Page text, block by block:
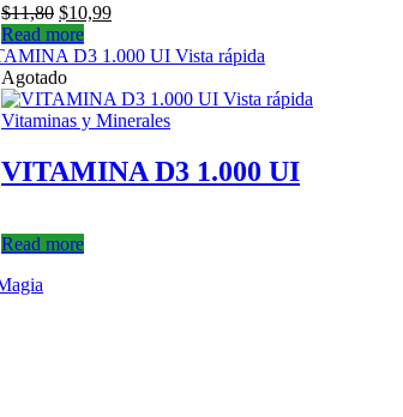
$11,80 $10,99
Read more
Vista rápida
Agotado
Vista rápida
Vitaminas y Minerales
VITAMINA D3 1.000 UI
Read more